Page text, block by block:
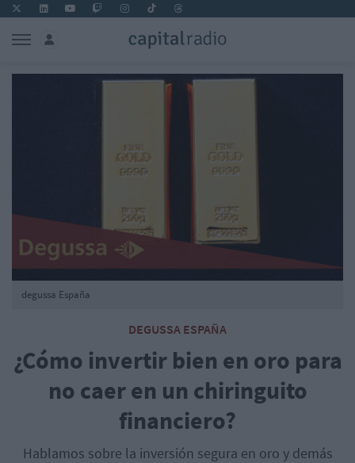
DEGUSSA ESPAÑA
¿Cómo invertir bien en oro para
no caer en un chiringuito
financiero?
Hablamos sobre la inversión segura en oro y demás
degussa España